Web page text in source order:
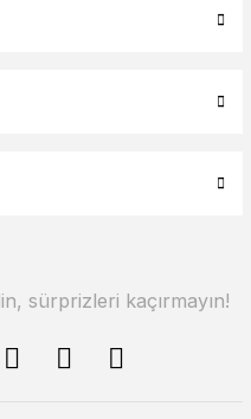
sürprizleri kaçırmayın!